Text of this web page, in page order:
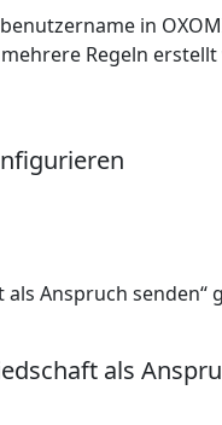
in
Regeln
Anspruch senden“
als